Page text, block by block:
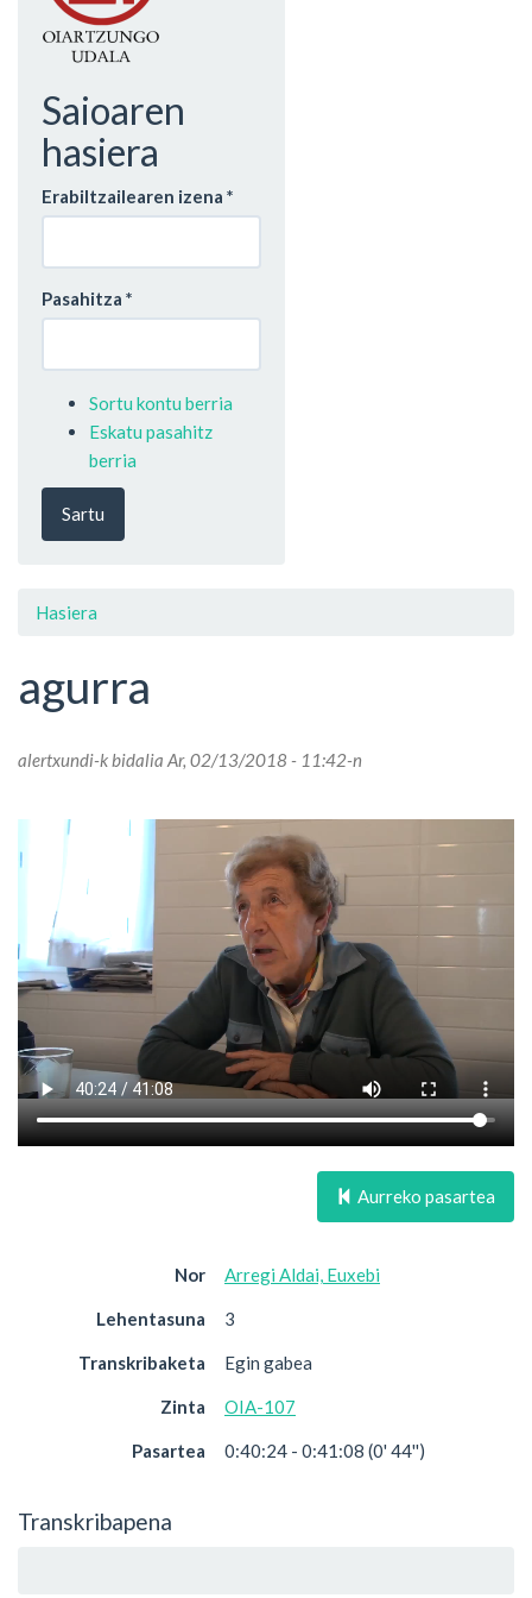
Saioaren
hasiera
Erabiltzailearen izena *
Pasahitza *
Sortu kontu berria
Eskatu pasahitz
berria
Sartu
Hasiera
agurra
alertxundi-k bidalia Ar, 02/13/2018 - 11:42-n
Aurreko pasartea
Nor Arregi Aldai, Euxebi
Lehentasuna 3
Transkribaketa Egin gabea
Zinta OIA-107
Pasartea 0:40:24 - 0:41:08 (0' 44'')
Transkribapena